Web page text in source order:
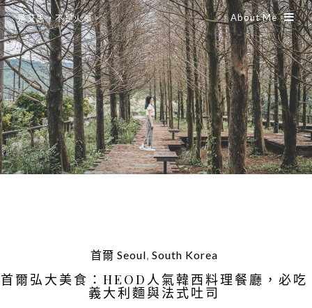
是艾思，不是火拳。 About Me
首爾 Seoul,South Korea
首爾弘大美食：HEOD人氣韓西料理餐廳，必吃
義大利麵與法式吐司